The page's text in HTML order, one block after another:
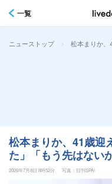
一覧
ニューストップ > 松本まりか、
松本まりか、41歳
た」「もう先はない
2026年7月8日 8時52分 写真：日刊SPA!